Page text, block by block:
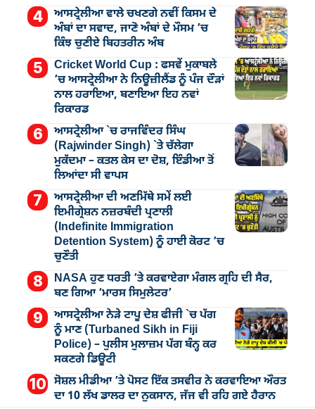
ਆਸਟ੍ਰੇਲੀਆ ਵਾਲੇ ਚਖਣਗੇ ਨਵੀਂ ਕਿਸਮ ਦੇ
ਅੰਬਾਂ ਦਾ ਸਵਾਦ, ਜਾਣੋ ਅੰਬਾਂ ਦੇ ਮੌਸਮ ’ਚ
ਕਿੰਝ ਚੁਣੀਏ ਬਿਹਤਰੀਨ ਅੰਬ
Cricket World Cup : ਫਸਵੇਂ ਮੁਕਾਬਲੇ
’ਚ ਆਸਟ੍ਰੇਲੀਆ ਨੇ ਨਿਊਜ਼ੀਲੈਂਡ ਨੂੰ ਪੰਜ ਦੌੜਾਂ
ਨਾਲ ਹਰਾਇਆ, ਬਣਾਇਆ ਇਹ ਨਵਾਂ
ਰਿਕਾਰਡ
ਆਸਟ੍ਰੇਲੀਆ `ਚ ਰਾਜਵਿੰਦਰ ਸਿੰਘ
(Rajwinder Singh) `ਤੇ ਚੱਲੇਗਾ
ਮੁੁਕੱਦਮਾ – ਕਤਲ ਕੇਸ ਦਾ ਦੋਸ਼, ਇੰਡੀਆ ਤੋਂ
ਲਿਆਂਦਾ ਸੀ ਵਾਪਸ
ਆਸਟ੍ਰੇਲੀਆ ਦੀ ਅਣਮਿੱਥੇ ਸਮੇਂ ਲਈ
ਇਮੀਗ੍ਰੇਸ਼ਨ ਨਜ਼ਰਬੰਦੀ ਪ੍ਰਣਾਲੀ
(Indefinite Immigration
Detention System) ਨੂੰ ਹਾਈ ਕੋਰਟ ’ਚ
ਚੁਣੌਤੀ
NASA ਹੁਣ ਧਰਤੀ ’ਤੇ ਕਰਵਾਏਗਾ ਮੰਗਲ ਗ੍ਰਹਿ ਦੀ ਸੈਰ,
ਬਣ ਗਿਆ ‘ਮਾਰਸ ਸਿਮੁਲੇਟਰ’
ਆਸਟ੍ਰੇਲੀਆ ਨੇੜੇ ਟਾਪੂ ਦੇਸ਼ ਫੀਜੀ `ਚ ਪੱਗ
ਨੂੰ ਮਾਣ (Turbaned Sikh in Fiji
Police) – ਪੁਲੀਸ ਮੁਲਾਜ਼ਮ ਪੱਗ ਬੰਨ੍ਹ ਕਰ
ਸਕਣਗੇ ਡਿਊਟੀ
ਸੋਸ਼ਲ ਮੀਡੀਆ ’ਤੇ ਪੋਸਟ ਇੱਕ ਤਸਵੀਰ ਨੇ ਕਰਵਾਇਆ ਔਰਤ
ਦਾ 10 ਲੱਖ ਡਾਲਰ ਦਾ ਨੁਕਸਾਨ, ਜੱਜ ਵੀ ਰਹਿ ਗਏ ਹੈਰਾਨ